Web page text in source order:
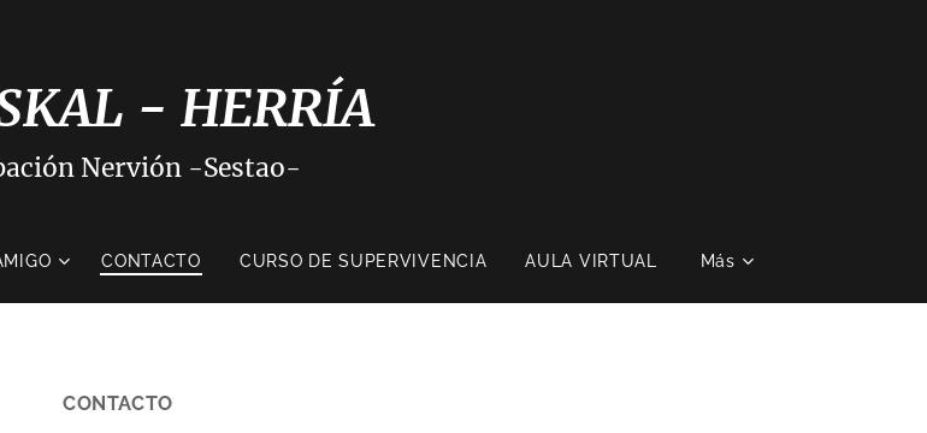
- HERRÍA
Nervión -Sestao-
CONTACTO CURSO DE SUPERVIVENCIA AULA VIRTUAL Más
CONTACTO